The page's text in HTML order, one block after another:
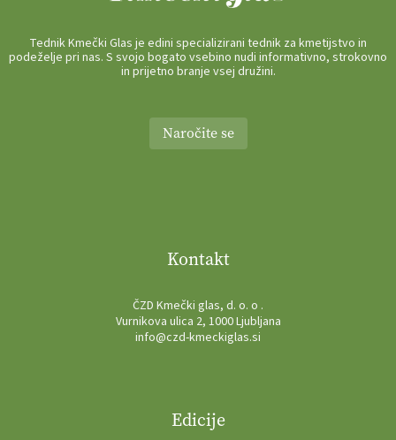
Tednik Kmečki Glas je edini specializirani tednik za kmetijstvo in
podeželje pri nas. S svojo bogato vsebino nudi informativno, strokovno
in prijetno branje vsej družini.
Naročite se
Kontakt
ČZD Kmečki glas, d. o. o .
Vurnikova ulica 2, 1000 Ljubljana
info@czd-kmeckiglas.si
Edicije